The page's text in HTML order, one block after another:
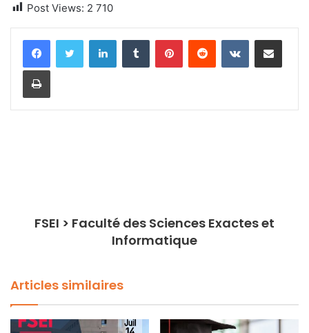
Post Views: 2 710
LinkedinTumblr PinterestReddit VKontaktePartager par email
Imprimer
FSEI > Faculté des Sciences Exactes et
Informatique
Articles similaires